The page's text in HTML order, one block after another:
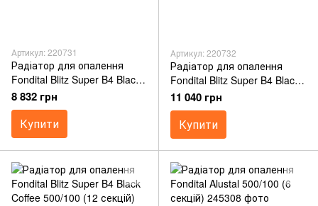
Артикул: 220731
Радіатор для опалення
Fondital Blitz Super B4 Black
Coffee 500/100 (8 секцій)
8 832 грн
Купити
Артикул: 220732
Радіатор для опалення
Fondital Blitz Super B4 Black
Coffee 500/100 (10 секцій)
11 040 грн
Купити